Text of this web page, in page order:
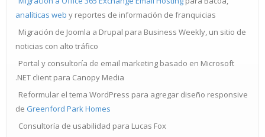
analíticas web y reportes de información de franquicias
Migración de Joomla a Drupal para Business Weekly, un sitio de
noticias con alto tráfico
Portal y consultoría de email marketing basado en Microsoft
.NET client para Canopy Media
Reformular el tema WordPress para agregar diseño responsive
de Greenford Park Homes
Consultoría de usabilidad para Lucas Fox